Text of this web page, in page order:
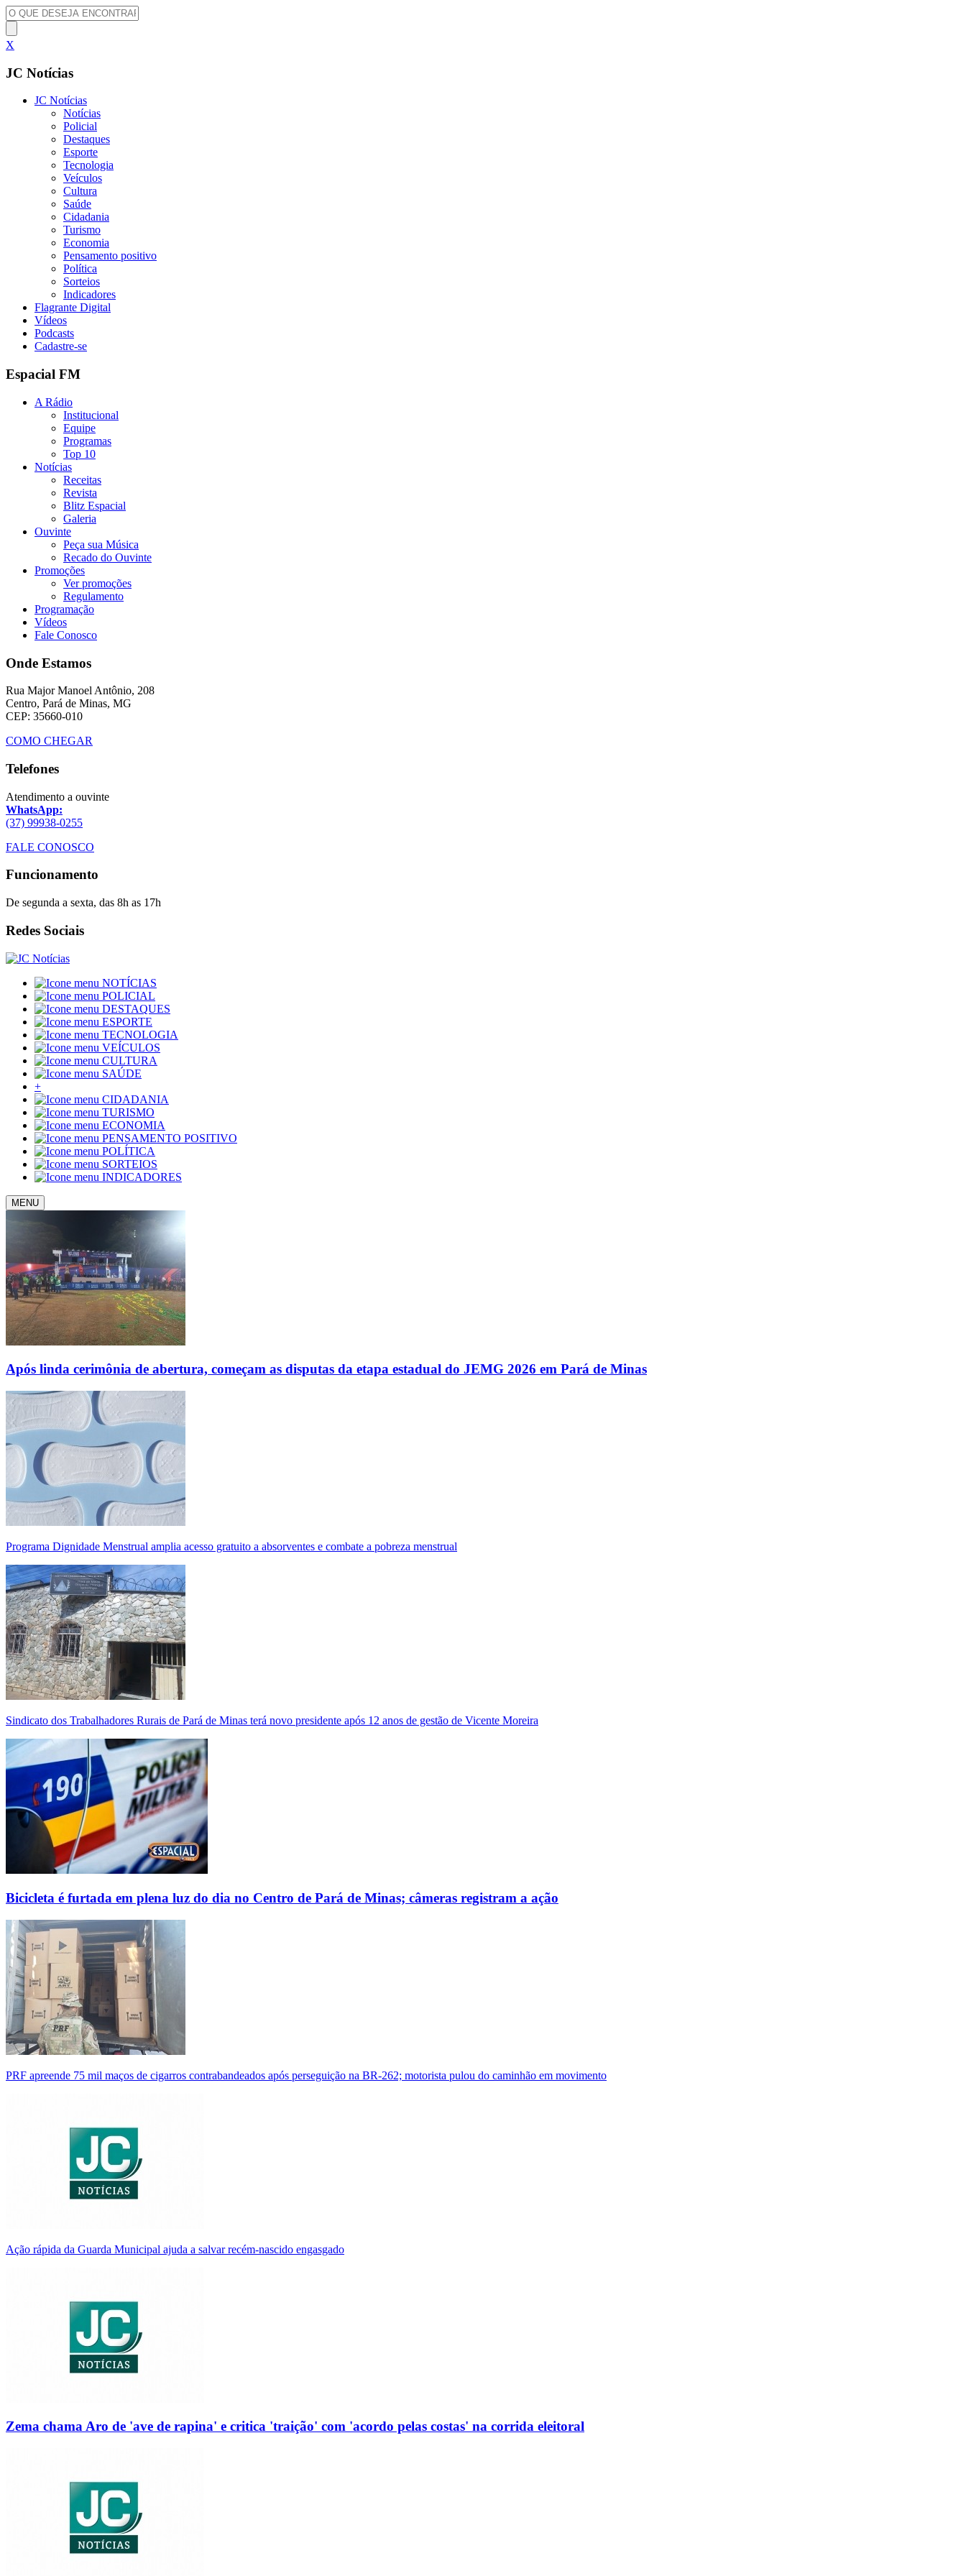
X
JC Notícias
JC Notícias
Notícias
Policial
Destaques
Esporte
Tecnologia
Veículos
Cultura
Saúde
Cidadania
Turismo
Economia
Pensamento positivo
Política
Sorteios
Indicadores
Flagrante Digital
Vídeos
Podcasts
Cadastre-se
Espacial FM
A Rádio
Institucional
Equipe
Programas
Top 10
Notícias
Receitas
Revista
Blitz Espacial
Galeria
Ouvinte
Peça sua Música
Recado do Ouvinte
Promoções
Ver promoções
Regulamento
Programação
Vídeos
Fale Conosco
Onde Estamos
Rua Major Manoel Antônio, 208
Centro, Pará de Minas, MG
CEP: 35660-010
COMO CHEGAR
Telefones
Atendimento a ouvinte
WhatsApp:
(37) 99938-0255
FALE CONOSCO
Funcionamento
De segunda a sexta, das 8h as 17h
Redes Sociais
NOTÍCIAS
POLICIAL
DESTAQUES
ESPORTE
TECNOLOGIA
VEÍCULOS
CULTURA
SAÚDE
+
CIDADANIA
TURISMO
ECONOMIA
PENSAMENTO POSITIVO
POLÍTICA
SORTEIOS
INDICADORES
MENU
Após linda cerimônia de abertura, começam as disputas da etapa estadual do JEMG 2026 em Pará de Minas
Programa Dignidade Menstrual amplia acesso gratuito a absorventes e combate a pobreza menstrual
Sindicato dos Trabalhadores Rurais de Pará de Minas terá novo presidente após 12 anos de gestão de Vicente Moreira
Bicicleta é furtada em plena luz do dia no Centro de Pará de Minas; câmeras registram a ação
PRF apreende 75 mil maços de cigarros contrabandeados após perseguição na BR-262; motorista pulou do caminhão em movimento
Ação rápida da Guarda Municipal ajuda a salvar recém-nascido engasgado
Zema chama Aro de 'ave de rapina' e critica 'traição' com 'acordo pelas costas' na corrida eleitoral